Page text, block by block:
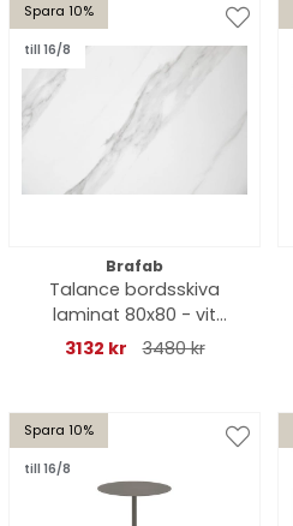
Spara 10%
till 16/8
Brafab
Talance bordsskiva
laminat 80x80 - vit
marmorlook
3132 kr 3480 kr
Spara 10%
till 16/8